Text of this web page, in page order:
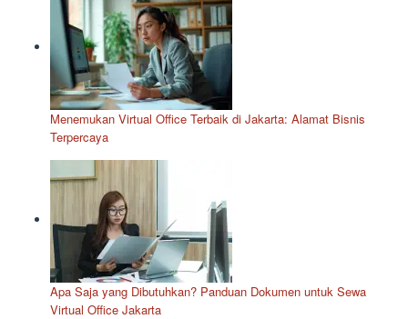
Menemukan Virtual Office Terbaik di Jakarta: Alamat Bisnis
Terpercaya
Apa Saja yang Dibutuhkan? Panduan Dokumen untuk Sewa
Virtual Office Jakarta